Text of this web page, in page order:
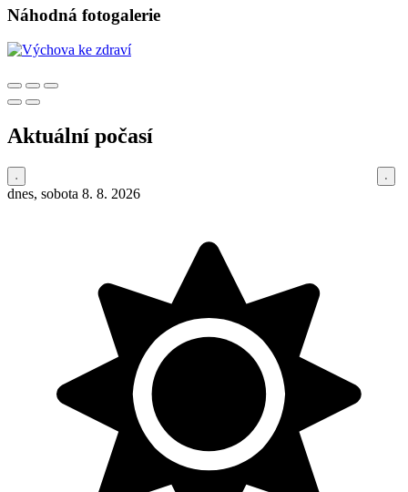
Náhodná fotogalerie
Aktuální počasí
dnes, sobota 8. 8. 2026